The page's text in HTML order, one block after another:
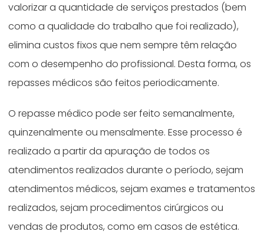
valorizar a quantidade de serviços prestados (bem
como a qualidade do trabalho que foi realizado),
elimina custos fixos que nem sempre têm relação
com o desempenho do profissional. Desta forma, os
repasses médicos são feitos periodicamente.
O repasse médico pode ser feito semanalmente,
quinzenalmente ou mensalmente. Esse processo é
realizado a partir da apuração de todos os
atendimentos realizados durante o período, sejam
atendimentos médicos, sejam exames e tratamentos
realizados, sejam procedimentos cirúrgicos ou
vendas de produtos, como em casos de estética.